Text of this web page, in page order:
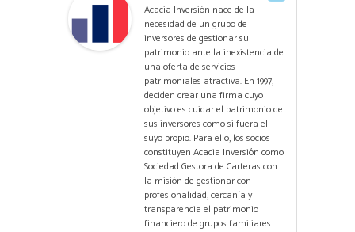
Acacia Inversión nace de la
necesidad de un grupo de
inversores de gestionar su
patrimonio ante la inexistencia de
una oferta de servicios
patrimoniales atractiva. En 1997,
deciden crear una firma cuyo
objetivo es cuidar el patrimonio de
sus inversores como si fuera el
suyo propio. Para ello, los socios
constituyen Acacia Inversión como
Sociedad Gestora de Carteras con
la misión de gestionar con
profesionalidad, cercanía y
transparencia el patrimonio
financiero de grupos familiares.